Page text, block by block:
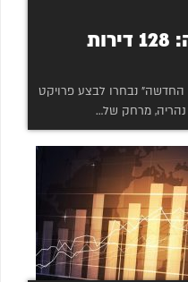
פרויקט פינוי בינוי בנהריה: 128 דירות
נבחרו לבצע פרויקט